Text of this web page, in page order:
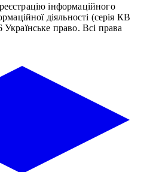
інформаційного
діяльності (серія КВ
право. Всі права